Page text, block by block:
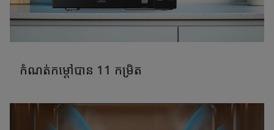
កំណត់កម្តៅបាន 11 កម្រិត